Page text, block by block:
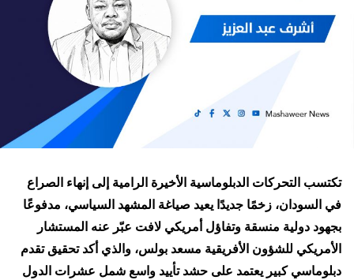
تكتسب التحركات الدبلوماسية الأخيرة الرامية إلى إنهاء الصراع
في السودان، زخمًا جديدًا يعيد صياغة المشهد السياسي، مدفوعًا
بجهود دولية منسقة وتفاؤل أمريكي لافت عبّر عنه المستشار
الأمريكي للشؤون الأفريقية مسعد بولس، والذي أكد تحقيق تقدم
دبلوماسي كبير يعتمد على حشد تأييد واسع شمل عشرات الدول